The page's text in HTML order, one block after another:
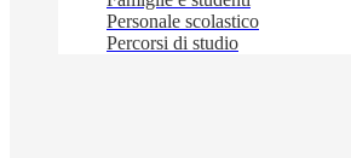
Personale scolastico
Percorsi di studio